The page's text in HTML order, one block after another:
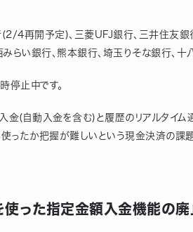
(2/4再開予定)、三菱UFJ銀行、三井住友
みらい銀行、熊本銀行、埼玉りそな銀行、
停止中です。
金(自動入金を含む)と履歴のリアルタイム
使ったか把握が難しいという現金決済の課
った指定金額入金機能の廃